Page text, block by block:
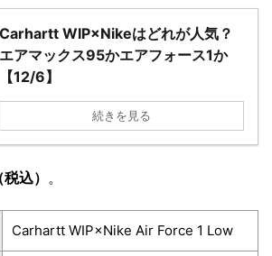
Carhartt WIP×Nikeはどれが人気？
エアマックス95かエアフォース1か
【12/6】
続きを見る
込） 。
Carhartt WIP×Nike Air Force 1 Low